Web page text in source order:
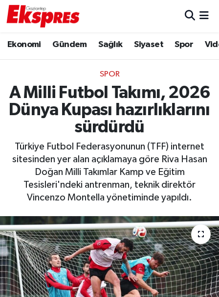
Ekonomi Gündem Sağlık Siyaset Spor
SPOR
A Milli Futbol Takımı, 2026
Dünya Kupası hazırlıklarını
sürdürdü
Türkiye Futbol Federasyonunun (TFF) internet
sitesinden yer alan açıklamaya göre Riva Hasan
Doğan Milli Takımlar Kamp ve Eğitim
Tesisleri'ndeki antrenman, teknik direktör
Vincenzo Montella yönetiminde yapıldı.
Ekonomi
Gaziantep son dakika
Genel
Haberler
Kültür Sanat
Müzik
Piyasa
Resmi İlanlar
Trafik Durumu
Puan Durumu ve Fikstür
Tüm Manşetler
Haber Arşivi